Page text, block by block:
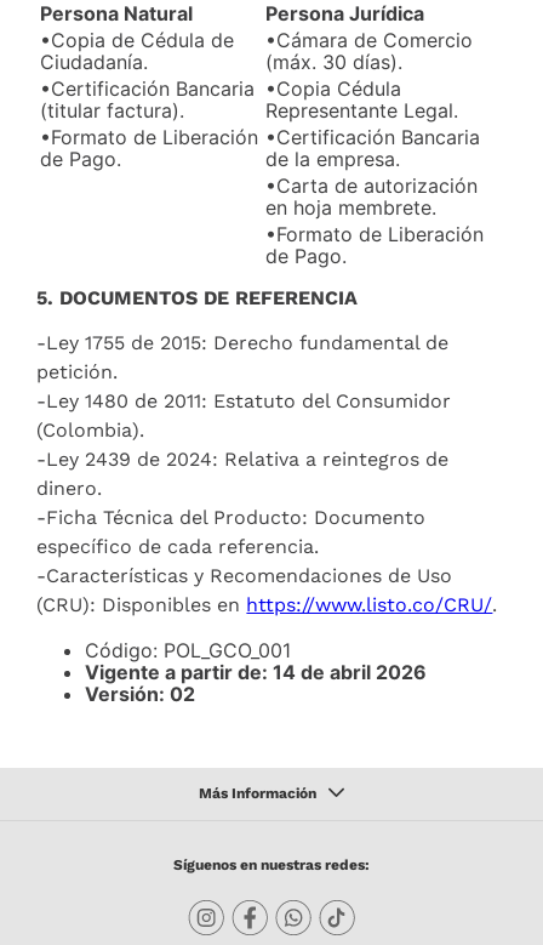
Persona Natural
Persona Jurídica
•Copia de Cédula de
Ciudadanía.
•Cámara de Comercio
(máx. 30 días).
•Certificación Bancaria
(titular factura).
•Copia Cédula
Representante Legal.
•Formato de Liberación
de Pago.
•Certificación Bancaria
de la empresa.
•Carta de autorización
en hoja membrete.
•Formato de Liberación
de Pago.
5. DOCUMENTOS DE REFERENCIA
-Ley 1755 de 2015: Derecho fundamental de
petición.
-Ley 1480 de 2011: Estatuto del Consumidor
(Colombia).
-Ley 2439 de 2024: Relativa a reintegros de
dinero.
-Ficha Técnica del Producto: Documento
específico de cada referencia.
-Características y Recomendaciones de Uso
(CRU): Disponibles en https://www.listo.co/CRU/.
Código: POL_GCO_001
Vigente a partir de: 14 de abril 2026
Versión: 02
Síguenos en nuestras redes: